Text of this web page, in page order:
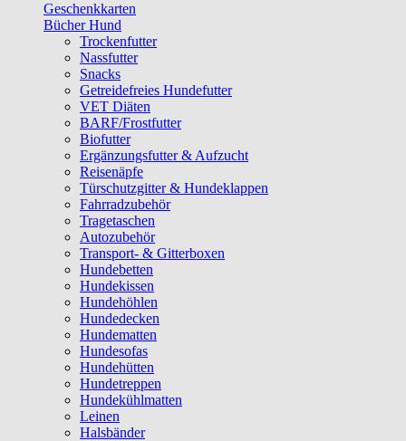
Geschenkkarten
Bücher Hund
Trockenfutter
Nassfutter
Snacks
Getreidefreies Hundefutter
VET Diäten
BARF/Frostfutter
Biofutter
Ergänzungsfutter & Aufzucht
Reisenäpfe
Türschutzgitter & Hundeklappen
Fahrradzubehör
Tragetaschen
Autozubehör
Transport- & Gitterboxen
Hundebetten
Hundekissen
Hundehöhlen
Hundedecken
Hundematten
Hundesofas
Hundehütten
Hundetreppen
Hundekühlmatten
Leinen
Halsbänder